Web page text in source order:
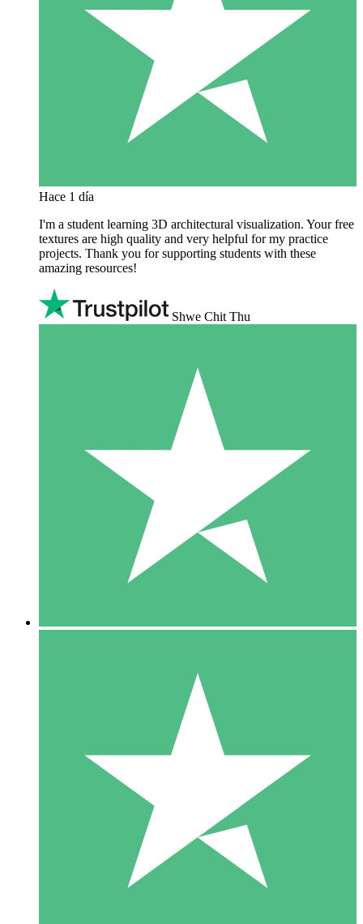
Hace 1 día
I'm a student learning 3D architectural visualization. Your free
textures are high quality and very helpful for my practice
projects. Thank you for supporting students with these
amazing resources!
Shwe Chit Thu